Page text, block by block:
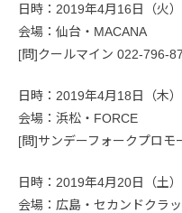
日時：2019年4月16日（火
会場：仙台・MACANA
[問]クールマイン 022-796-
日時：2019年4月18日（木
会場：浜松・FORCE
[問]サンデーフォークプロ
日時：2019年4月20日（土
会場：広島・セカンドクラ